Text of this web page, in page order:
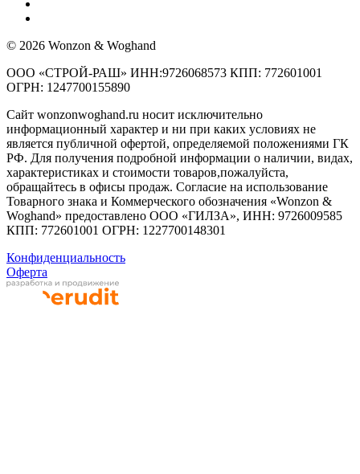
© 2026 Wonzon & Woghand
ООО «СТРОЙ-РАШ» ИНН:9726068573 КПП: 772601001
ОГРН: 1247700155890
Сайт wonzonwoghand.ru носит исключительно
информационный характер и ни при каких условиях не
является публичной офертой, определяемой положениями ГК
РФ. Для получения подробной информации о наличии, видах,
характеристиках и стоимости товаров,пожалуйста,
обращайтесь в офисы продаж. Согласие на использование
Товарного знака и Коммерческого обозначения «Wonzon &
Woghand» предоставлено OOO «ГИЛЗА», ИНН: 9726009585
КПП: 772601001 ОГРН: 1227700148301
Конфиденциальность
Оферта